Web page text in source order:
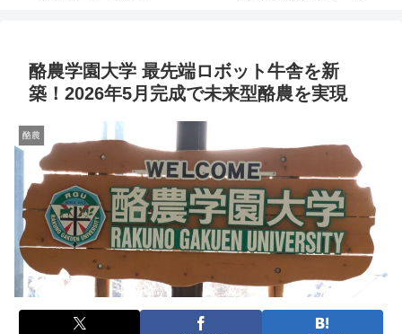
酪農学園大学 最先端ロボット牛舎を新
築！2026年5月完成で未来型酪農を実現
酪農